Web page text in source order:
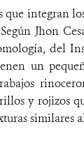
que integran
Según Jhon
del
un
y rojizos
similares